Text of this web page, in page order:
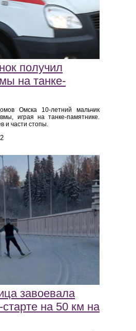
получил
на танке-
Омска 10-летний мальчик
играя на танке-памятнике.
и части стопы.
завоевала
на 50 км на